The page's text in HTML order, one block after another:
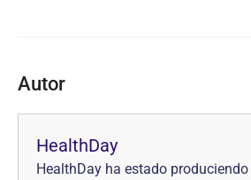
Autor
HealthDay
HealthDay ha estado